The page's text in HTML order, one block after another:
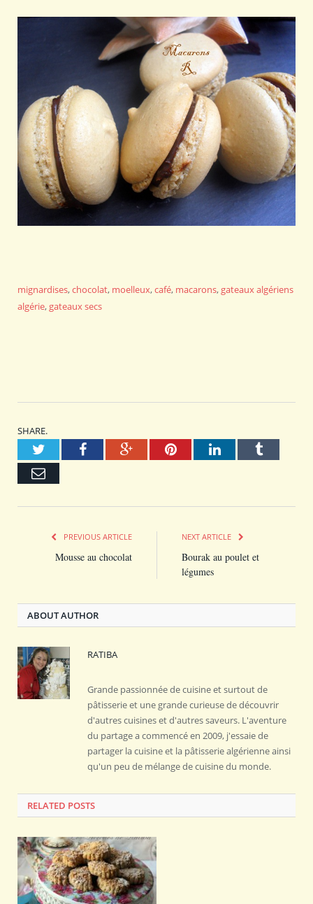
mignardises,chocolat, moelleux,café, macarons, gateaux algériens
algérie, gateaux secs
SHARE.
TwitterFacebookGoogle+PinterestLinkedInTumblr
Email
PREVIOUS ARTICLE
Mousse au chocolat
NEXT ARTICLE
Bourak au poulet et
légumes
ABOUT AUTHOR
RATIBA
Grande passionnée de cuisine et surtout de
pâtisserie et une grande curieuse de découvrir
d'autres cuisines et d'autres saveurs. L'aventure
du partage a commencé en 2009, j'essaie de
partager la cuisine et la pâtisserie algérienne ainsi
qu'un peu de mélange de cuisine du monde.
RELATED POSTS